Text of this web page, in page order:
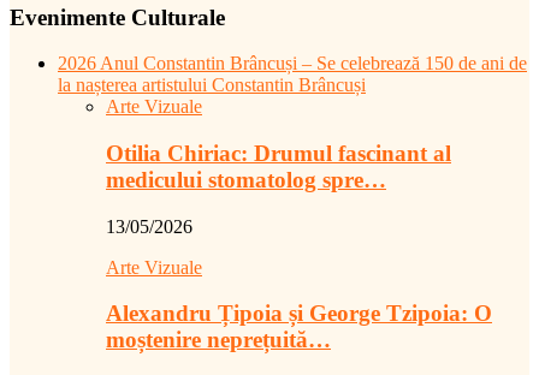
Evenimente Culturale
2026 Anul Constantin Brâncuși – Se celebrează 150 de ani de
la nașterea artistului Constantin Brâncuși
Arte Vizuale
Otilia Chiriac: Drumul fascinant al
medicului stomatolog spre…
13/05/2026
Arte Vizuale
Alexandru Țipoia și George Tzipoia: O
moștenire neprețuită…